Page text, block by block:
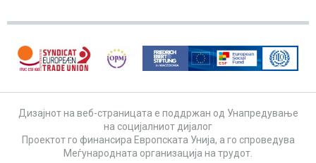
Дизајнот на веб-страницата е поддржан од Унапредување
на социјалниот дијалог
Проектот го финансира Европската Унија, а го спроведува
Меѓународната организација на трудот.